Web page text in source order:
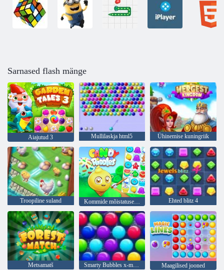
Sarnased flash mänge
Aiajutud 3 Mullilaskja html5 Ühinemise kuningriik
Troopiline suland Kommide mõistatused: vaba matš 3 Ehted blitz 4
Metsamatš Smarty Bubbles x-mas väljaanne Maagilised jooned